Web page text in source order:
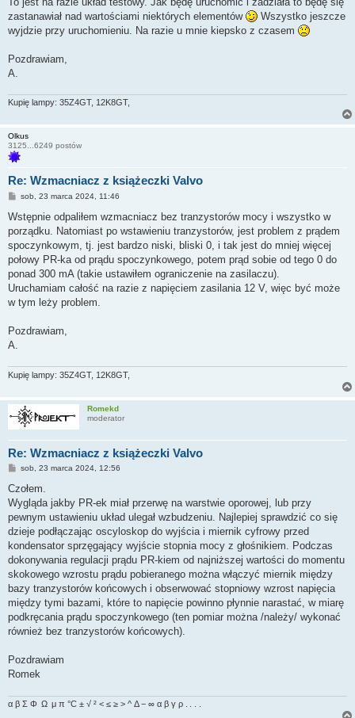
zastanawiał nad wartościami niektórych elementów
Wszystko jeszcze
wyjdzie przy uruchomieniu. Na razie u mnie kiepsko z czasem
Pozdrawiam,
A.
Kupię lampy: 35Z4GT, 12K8GT,
Olkus
3125...6249 postów
Re: Wzmacniacz z książeczki Valvo
P
s
sob, 23 marca 2024, 11:46
Wstępnie odpaliłem wzmacniacz bez tranzystorów mocy i wszystko w
porządku. Natomiast po wstawieniu tranzystorów, jest problem z prądem
spoczynkowym, tj. jest bardzo niski, bliski 0, i tak jest do mniej więcej
połowy PR-ka od prądu spoczynkowego, potem prąd sobie od tego 0 do
ponad 300 mA (takie ustawiłem ograniczenie na zasilaczu).
Uruchamiam całość na razie z napięciem zasilania 12 V, więc być może
w tym leży problem.
Pozdrawiam,
A.
Kupię lampy: 35Z4GT, 12K8GT,
Romekd
moderator
Re: Wzmacniacz z książeczki Valvo
P
s
sob, 23 marca 2024, 12:56
Czołem.
Wygląda jakby PR-ek miał przerwę na warstwie oporowej, lub przy
pewnym ustawieniu układ ulegał wzbudzeniu. Najlepiej sprawdzić co się
dzieje podłączając oscyloskop do wyjścia i miernik cyfrowy przed
kondensator sprzęgający wyjście stopnia mocy z głośnikiem. Podczas
dokonywania regulacji prądu PR-kiem od najniższej wartości do momentu
skokowego wzrostu prądu pobieranego można włączyć miernik między
bazy tranzystorów końcowych i obserwować stopniowy wzrost napięcia
między tymi bazami, które to napięcie powinno płynnie narastać, w miarę
podkręcania prądu spoczynkowego (ten pomiar można /należy/ wykonać
również bez tranzystorów końcowych).
Pozdrawiam
Romek
α β Σ Φ Ω μ π °C ± √ ² < ≤ ≥ > ^ Δ − ∞ α β γ ρ . . . .